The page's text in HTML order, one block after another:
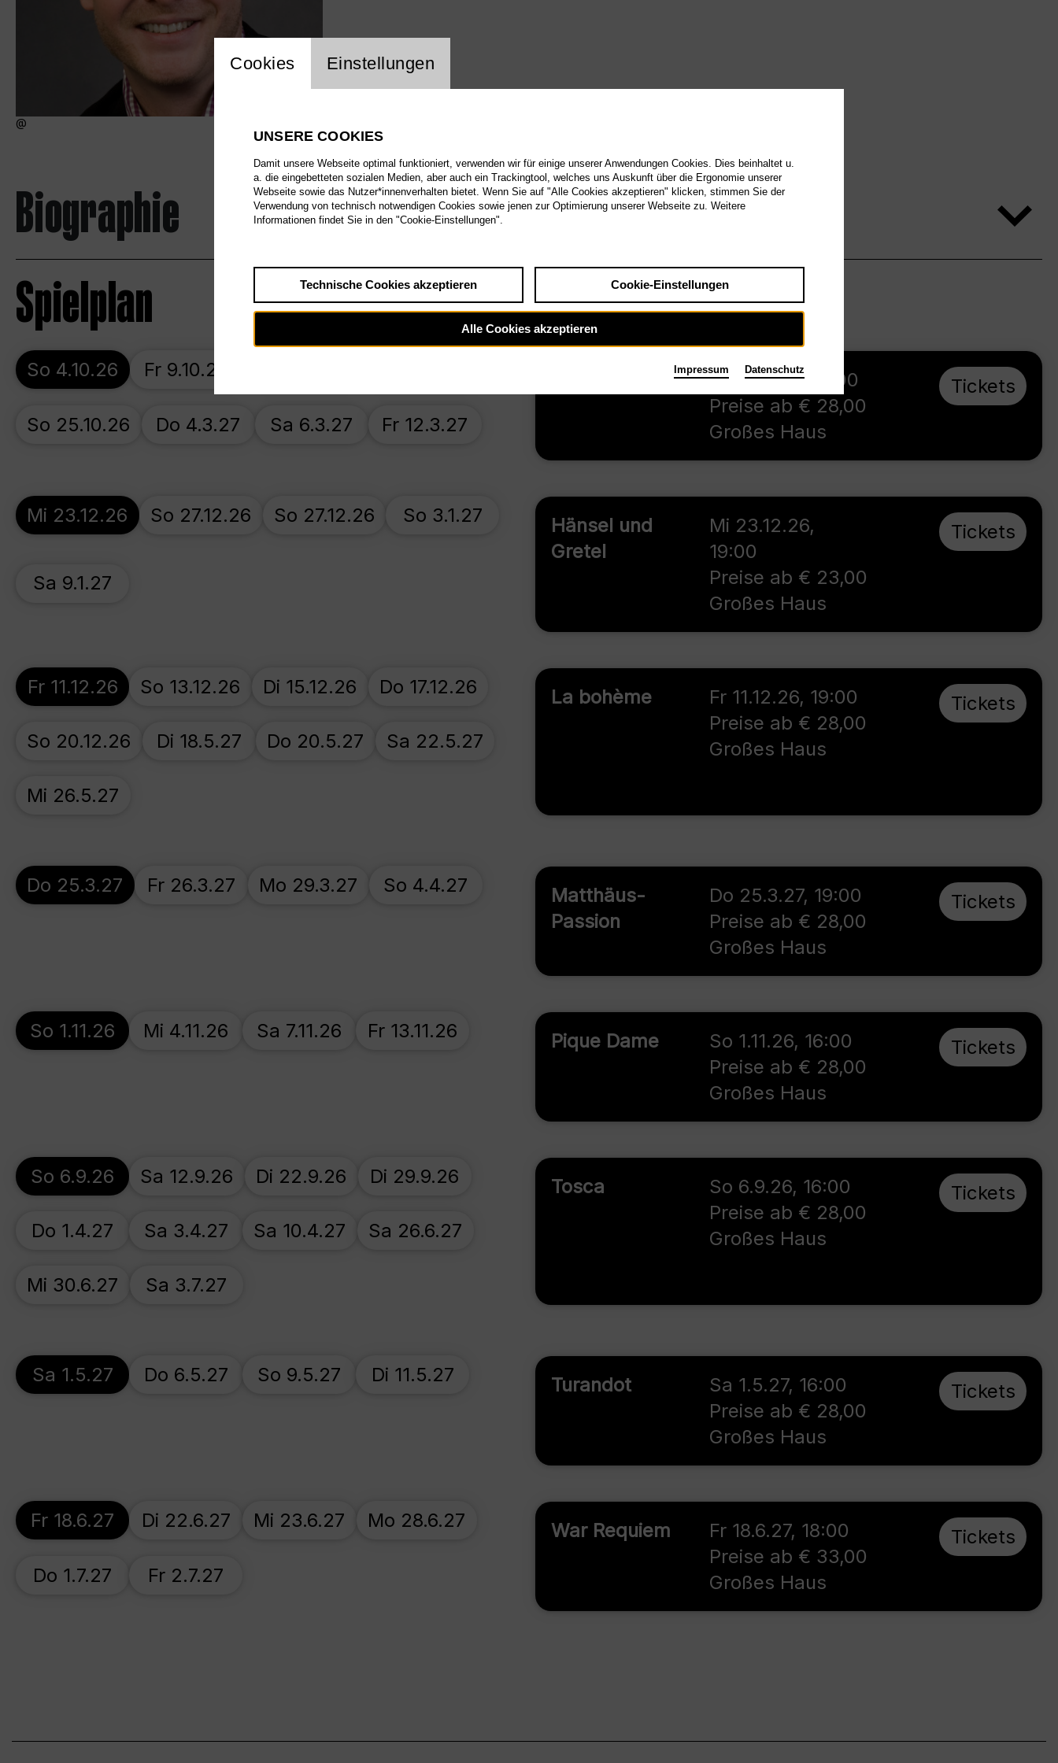
Biographie
Spielplan
So 4.10.26,
16:00
Preise ab € 28,00
Großes Haus
Tickets
So 4.10.26 Fr 9.10.26
So 25.10.26 Do 4.3.27 Sa 6.3.27 Fr 12.3.27
Hänsel und
Gretel
Mi 23.12.26,
19:00
Preise ab € 23,00
Großes Haus
Tickets
Mi 23.12.26 So 27.12.26 So 27.12.26 So 3.1.27
Sa 9.1.27
La bohème Fr 11.12.26, 19:00
Preise ab € 28,00
Großes Haus
Tickets
Fr 11.12.26 So 13.12.26 Di 15.12.26 Do 17.12.26
So 20.12.26 Di 18.5.27 Do 20.5.27 Sa 22.5.27
Mi 26.5.27
Matthäus-
Passion
Do 25.3.27, 19:00
Preise ab € 28,00
Großes Haus
Tickets
Do 25.3.27 Fr 26.3.27 Mo 29.3.27 So 4.4.27
Pique Dame So 1.11.26, 16:00
Preise ab € 28,00
Großes Haus
Tickets
So 1.11.26 Mi 4.11.26 Sa 7.11.26 Fr 13.11.26
Tosca So 6.9.26, 16:00
Preise ab € 28,00
Großes Haus
Tickets
So 6.9.26 Sa 12.9.26 Di 22.9.26 Di 29.9.26
Do 1.4.27 Sa 3.4.27 Sa 10.4.27 Sa 26.6.27
Mi 30.6.27 Sa 3.7.27
Turandot Sa 1.5.27, 16:00
Preise ab € 28,00
Großes Haus
Tickets
Sa 1.5.27 Do 6.5.27 So 9.5.27 Di 11.5.27
War Requiem Fr 18.6.27, 18:00
Preise ab € 33,00
Großes Haus
Tickets
Fr 18.6.27 Di 22.6.27 Mi 23.6.27 Mo 28.6.27
Do 1.7.27 Fr 2.7.27
Einstellung Website Cookie
Cookies Einstellungen
UNSERE COOKIES
Damit unsere Webseite optimal funktioniert, verwenden wir für einige unserer Anwendungen Cookies. Dies beinhaltet u.
a. die eingebetteten sozialen Medien, aber auch ein Trackingtool, welches uns Auskunft über die Ergonomie unserer
Webseite sowie das Nutzer*innenverhalten bietet. Wenn Sie auf "Alle Cookies akzeptieren" klicken, stimmen Sie der
Verwendung von technisch notwendigen Cookies sowie jenen zur Optimierung unserer Webseite zu. Weitere
Informationen findet Sie in den "Cookie-Einstellungen".
Technische Cookies akzeptieren Cookie-Einstellungen
Alle Cookies akzeptieren
Impressum Datenschutz